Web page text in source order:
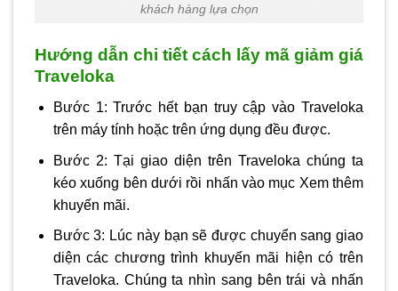
khách hàng lựa chọn
Hướng dẫn chi tiết cách lấy mã giảm giá
Traveloka
Bước 1: Trước hết bạn truy cập vào Traveloka
trên máy tính hoặc trên ứng dụng đều được.
Bước 2: Tại giao diện trên Traveloka chúng ta
kéo xuống bên dưới rồi nhấn vào mục Xem thêm
khuyến mãi.
Bước 3: Lúc này bạn sẽ được chuyển sang giao
diện các chương trình khuyến mãi hiện có trên
Traveloka. Chúng ta nhìn sang bên trái và nhấn